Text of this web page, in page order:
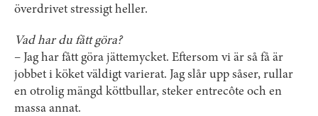
överdrivet stressigt heller.
Vad har du fått göra?
– Jag har fått göra jättemycket. Eftersom vi är så få är
jobbet i köket väldigt varierat. Jag slår upp såser, rullar
en otrolig mängd köttbullar, steker entrecôte och en
massa annat.